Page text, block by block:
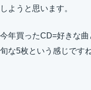
しようと思います。
今年買ったCD=好きな
旬な5枚という感じですね